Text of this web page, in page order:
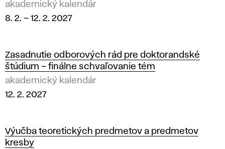
akademický kalendár
8. 2. – 12. 2. 2027
Zasadnutie odborových rád pre doktorandské
štúdium – finálne schvaľovanie tém
akademický kalendár
12. 2. 2027
Výučba teoretických predmetov a predmetov
kresby